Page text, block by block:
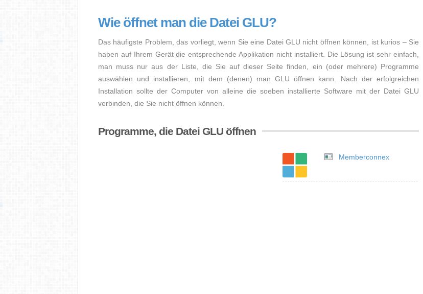
Wie öffnet man die Datei GLU?
Das häufigste Problem, das vorliegt, wenn Sie eine Datei GLU nicht öffnen können, ist kurios – Sie
haben auf Ihrem Gerät die entsprechende Applikation nicht installiert. Die Lösung ist sehr einfach,
man muss nur aus der Liste, die Sie auf dieser Seite finden, ein (oder mehrere) Programme
auswählen und installieren, mit dem (denen) man GLU öffnen kann. Nach der erfolgreichen
Installation sollte der Computer von alleine die soeben installierte Software mit der Datei GLU
verbinden, die Sie nicht öffnen können.
Programme, die Datei GLU öffnen
Memberconnex